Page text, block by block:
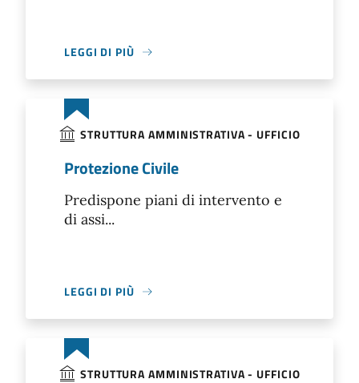
LEGGI DI PIÙ
STRUTTURA AMMINISTRATIVA - UFFICIO
Protezione Civile
Predispone piani di intervento e
di assi...
LEGGI DI PIÙ
STRUTTURA AMMINISTRATIVA - UFFICIO